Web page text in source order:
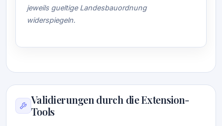
jeweils gueltige Landesbauordnung
widerspiegeln.
Validierungen durch die Extension-
Tools